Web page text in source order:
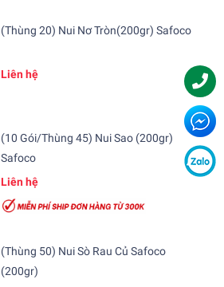
(Thùng 20) Nui Nơ Tròn(200gr) Safoco
Liên hệ
(10 Gói/Thùng 45) Nui Sao (200gr)
Safoco
Liên hệ
(Thùng 50) Nui Sò Rau Củ Safoco
(200gr)